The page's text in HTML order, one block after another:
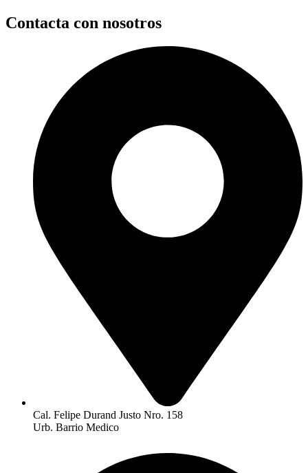
Contacta con nosotros
Cal. Felipe Durand Justo Nro. 158
Urb. Barrio Medico